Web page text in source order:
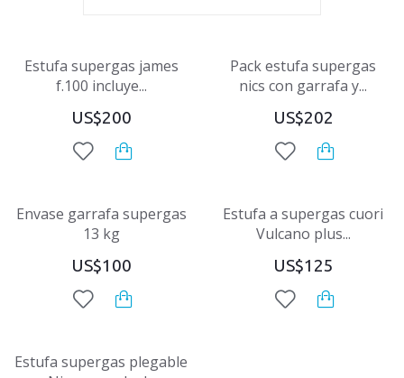
Estufa supergas james
f.100 incluye...
US$200
Pack estufa supergas
nics con garrafa y...
US$202
Envase garrafa supergas
13 kg
US$100
Estufa a supergas cuori
Vulcano plus...
US$125
Estufa supergas plegable